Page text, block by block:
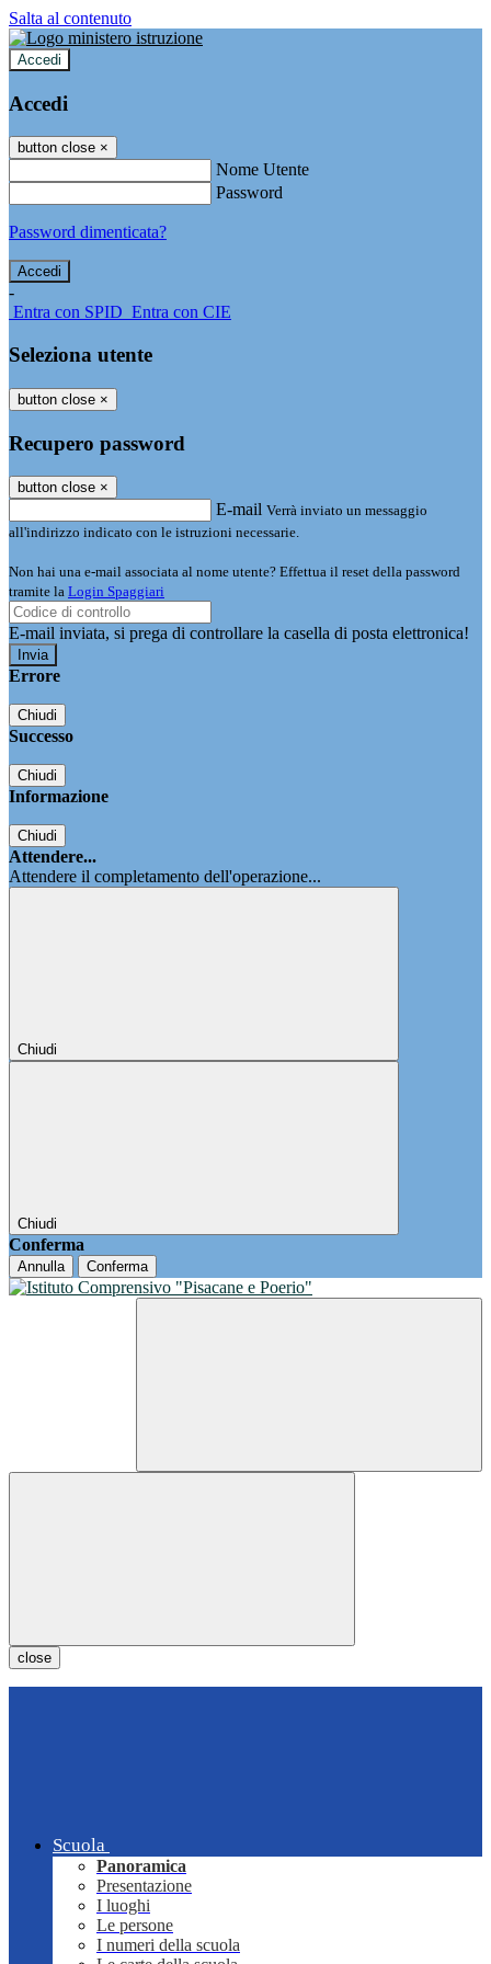
Salta al contenuto
Accedi
Accedi
button close ×
Nome Utente
Password
Password dimenticata?
-
Entra con SPID Entra con CIE
Seleziona utente
button close ×
Recupero password
button close ×
E-mail Verrà inviato un messaggio
all'indirizzo indicato con le istruzioni necessarie.
Non hai una e-mail associata al nome utente? Effettua il reset della password
tramite la Login Spaggiari
E-mail inviata, si prega di controllare la casella di posta elettronica!
Errore
Chiudi
Successo
Chiudi
Informazione
Chiudi
Attendere...
Attendere il completamento dell'operazione...
Chiudi
Chiudi
Conferma
Annulla Conferma
close
Scuola
Panoramica
Presentazione
I luoghi
Le persone
I numeri della scuola